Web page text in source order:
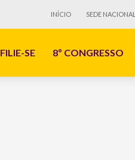
INÍCIO SEDE NACIONAL
FILIE-SE 8º CONGRESSO